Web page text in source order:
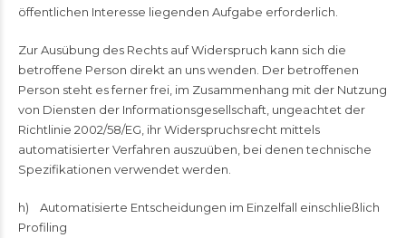
öffentlichen Interesse liegenden Aufgabe erforderlich.
Zur Ausübung des Rechts auf Widerspruch kann sich die
betroffene Person direkt an uns wenden. Der betroffenen
Person steht es ferner frei, im Zusammenhang mit der Nutzung
von Diensten der Informationsgesellschaft, ungeachtet der
Richtlinie 2002/58/EG, ihr Widerspruchsrecht mittels
automatisierter Verfahren auszuüben, bei denen technische
Spezifikationen verwendet werden.
h) Automatisierte Entscheidungen im Einzelfall einschließlich
Profiling